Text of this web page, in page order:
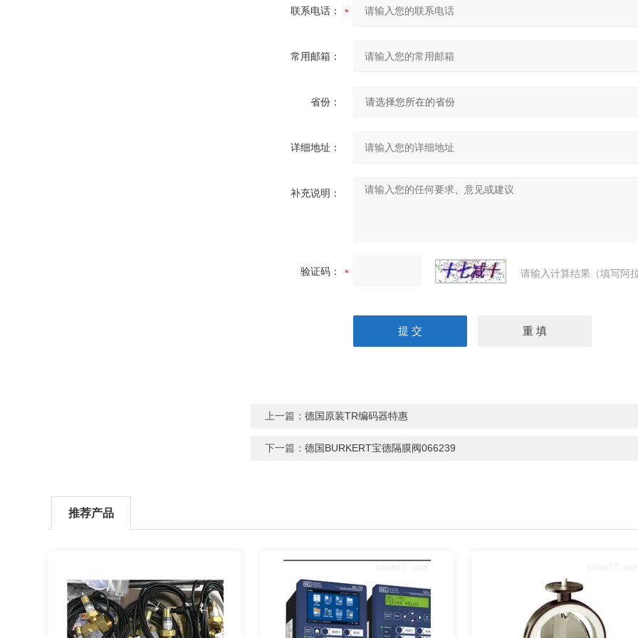
联系电话：
常用邮箱：
省份：
详细地址：
补充说明：
验证码： 请输入计算结果（填写阿
上一篇： 德国原装TR编码器特惠
下一篇： 德国BURKERT宝德隔膜阀066239
推荐产品